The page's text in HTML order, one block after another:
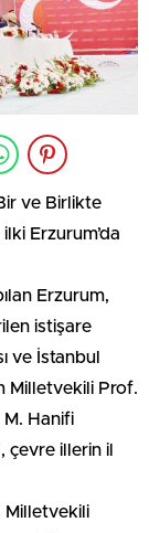
ve Birlikte
Erzurum’da
Erzurum,
istişare
ve İstanbul
Milletvekili Prof.
M. Hanifi
çevre illerin il
Milletvekili